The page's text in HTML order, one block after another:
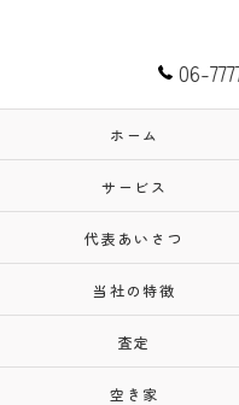
06-
ホーム
サービス
代表あいさつ
当社の特徴
査定
空き家